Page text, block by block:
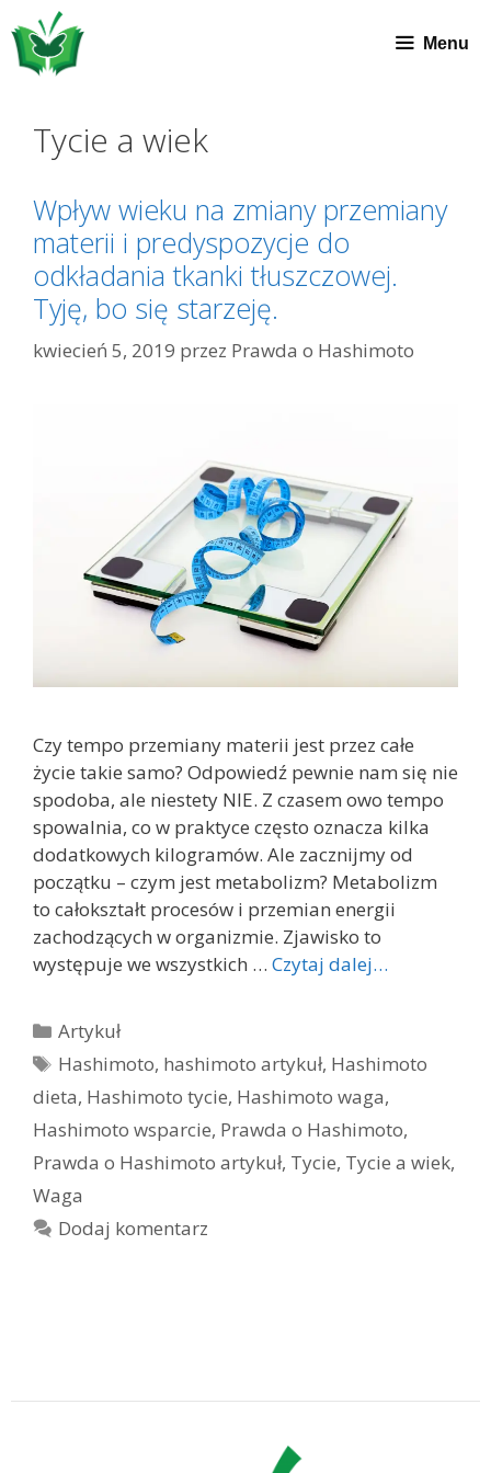
Przeskocz
do
treści
Menu
Tycie a wiek
Wpływ wieku na zmiany przemiany
materii i predyspozycje do
odkładania tkanki tłuszczowej.
Tyję, bo się starzeję.
kwiecień 5, 2019 przez Prawda o Hashimoto
Czy tempo przemiany materii jest przez całe
życie takie samo? Odpowiedź pewnie nam się nie
spodoba, ale niestety NIE. Z czasem owo tempo
spowalnia, co w praktyce często oznacza kilka
dodatkowych kilogramów. Ale zacznijmy od
początku – czym jest metabolizm? Metabolizm
to całokształt procesów i przemian energii
zachodzących w organizmie. Zjawisko to
występuje we wszystkich … Czytaj dalej…
Kategorie
Artykuł
Tagi
Hashimoto, hashimoto artykuł, Hashimoto
dieta, Hashimoto tycie, Hashimoto waga,
Hashimoto wsparcie, Prawda o Hashimoto,
Prawda o Hashimoto artykuł, Tycie, Tycie a wiek,
Waga
Dodaj komentarz